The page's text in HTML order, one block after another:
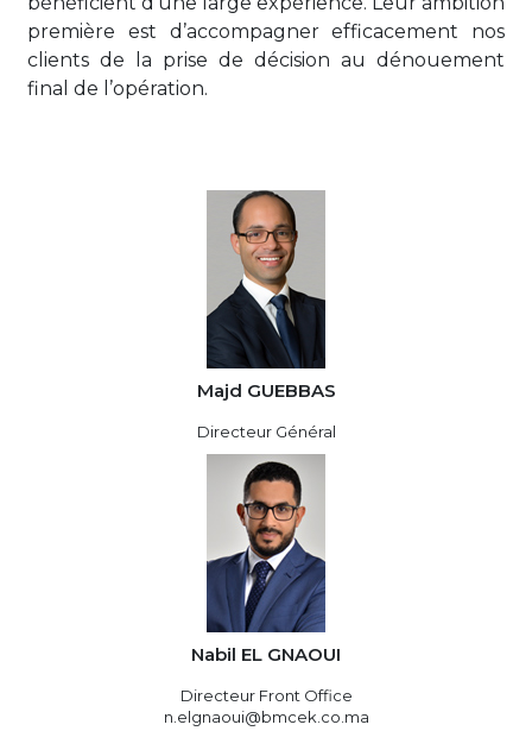
première est d’accompagner efficacement nos
clients de la prise de décision au dénouement
final de l’opération.
Majd GUEBBAS
Directeur Général
Nabil EL GNAOUI
Directeur Front Office
n.elgnaoui@bmcek.co.ma